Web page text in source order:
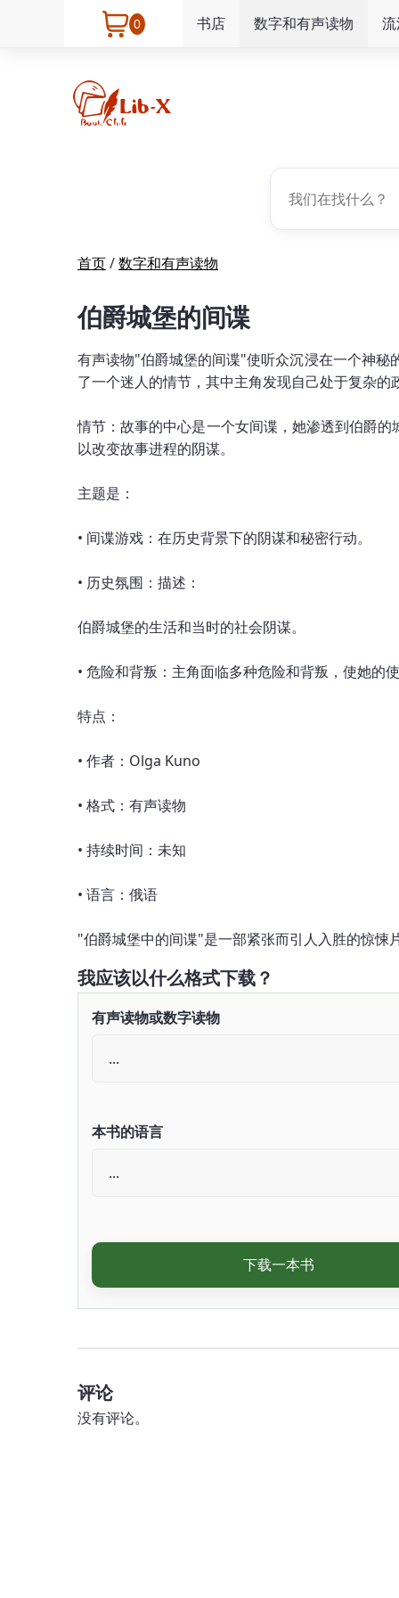
0 书店 数字和有声读物
首页/数字和有声读物
伯爵城堡的间谍
有声读物"伯爵城堡的间谍"使听众沉浸在一个神秘
了一个迷人的情节，其中主角发现自己处于复杂的
情节：故事的中心是一个女间谍，她渗透到伯爵
以改变故事进程的阴谋。
主题是：
• 间谍游戏：在历史背景下的阴谋和秘密行动。
• 历史氛围：描述：
伯爵城堡的生活和当时的社会阴谋。
• 危险和背叛：主角面临多种危险和背叛，使她的
特点：
• 作者：Olga Kuno
• 格式：有声读物
• 持续时间：未知
• 语言：俄语
"伯爵城堡中的间谍"是一部紧张而引人入胜的惊
我应该以什么格式下载？
有声读物或数字读物
本书的语言
下载一本书
评论
没有评论。